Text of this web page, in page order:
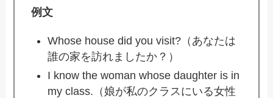
例文
Whose house did you visit?（あなたは
誰の家を訪れましたか？）
I know the woman whose daughter is in
my class.（娘が私のクラスにいる女性